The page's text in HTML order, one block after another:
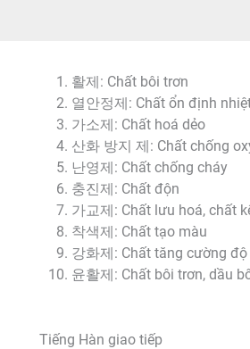
활제: Chất bôi trơn
열안정제: Chất ổn định
가소제: Chất hoá dẻo
산화 방지 제: Chất chống
난영제: Chất chống cháy
충진제: Chất độn
가교제: Chất lưu hoá, chất
착색제: Chất tạo màu
강화제: Chất tăng cường độ
윤활제: Chất bôi trơn, dầu
Tiếng Hàn giao tiếp